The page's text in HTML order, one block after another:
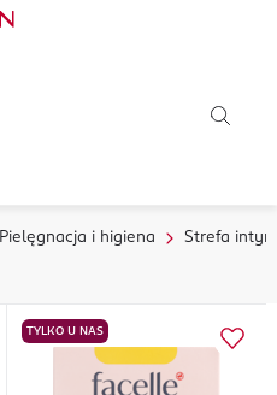
Pielęgnacja i higiena Strefa
TYLKO U NAS